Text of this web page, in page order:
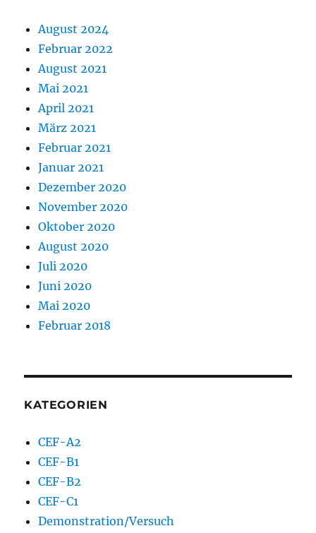
August 2024
Februar 2022
August 2021
Mai 2021
April 2021
März 2021
Februar 2021
Januar 2021
Dezember 2020
November 2020
Oktober 2020
August 2020
Juli 2020
Juni 2020
Mai 2020
Februar 2018
KATEGORIEN
CEF-A2
CEF-B1
CEF-B2
CEF-C1
Demonstration/Versuch